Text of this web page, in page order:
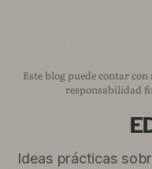
Este blog puede contar
responsabilidad
Ideas prácticas